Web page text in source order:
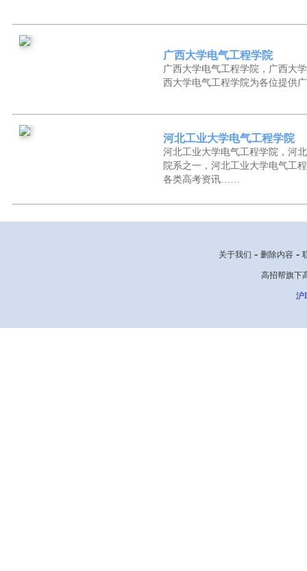
广西大学电气工程学院
广西大学电气工程学院，广西大
西大学电气工程学院为各位提供
河北工业大学电气工程学院
河北工业大学电气工程学院，河
院系之一，河北工业大学电气工
各类高考资讯……
关于我们 -删除内容 -
高招帮旗下
沪